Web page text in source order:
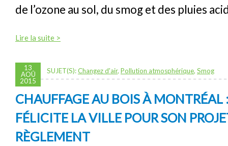
de l’ozone au sol, du smog et des pluies
Lire la suite >
13
AOÛ
2015
SUJET(S):Changez d'air, Pollution atmosphérique, Smog
CHAUFFAGE AU BOIS À MONTRÉAL :
FÉLICITE LA VILLE POUR SON
RÈGLEMENT